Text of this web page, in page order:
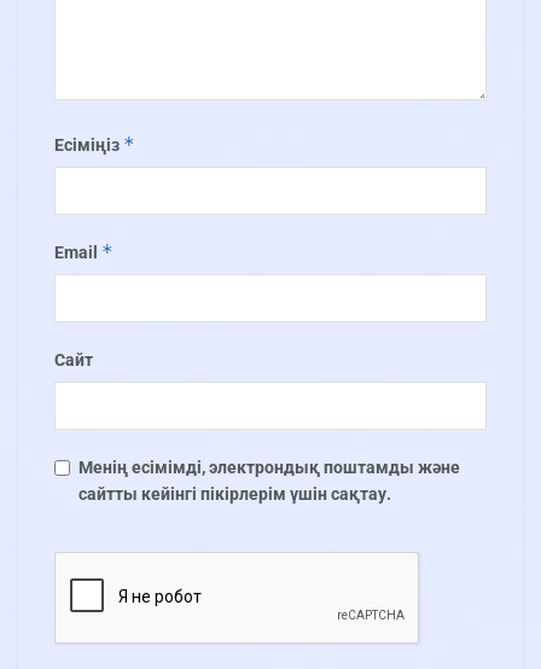
Есіміңіз *
Email *
Сайт
Менің есімімді, электрондық поштамды және
сайтты кейінгі пікірлерім үшін сақтау.